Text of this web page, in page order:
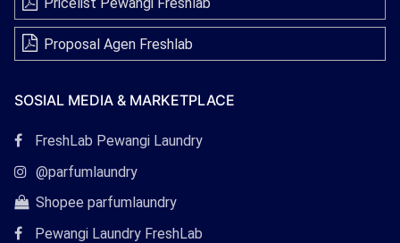
Proposal Agen Freshlab
SOSIAL MEDIA & MARKETPLACE
Tautan
Facebook
FreshLab Pewangi Laundry
Tautan
Instagram
@parfumlaundry
Tautan
Shopee
Shopee parfumlaundry
Pewangi Laundry FreshLab